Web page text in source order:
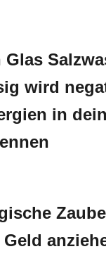
Glas
wird
in
Geld